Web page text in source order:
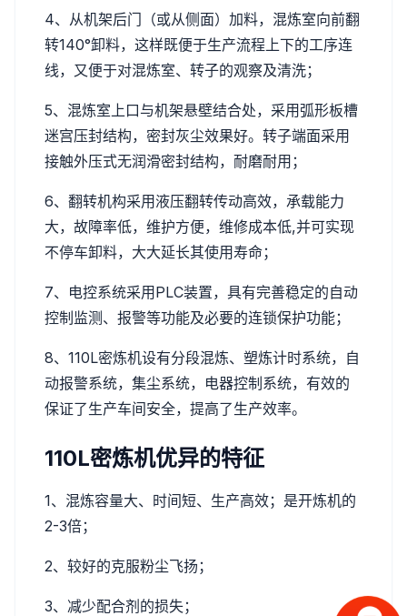
4、从机架后门（或从侧面）加料，混炼室向前翻
转140°卸料，这样既便于生产流程上下的工序连
线，又便于对混炼室、转子的观察及清洗；
5、混炼室上口与机架悬壁结合处，采用弧形板槽
迷宫压封结构，密封灰尘效果好。转子端面采用
接触外压式无润滑密封结构，耐磨耐用；
6、翻转机构采用液压翻转传动高效，承载能力
大，故障率低，维护方便，维修成本低,并可实现
不停车卸料，大大延长其使用寿命；
7、电控系统采用PLC装置，具有完善稳定的自动
控制监测、报警等功能及必要的连锁保护功能；
8、110L密炼机设有分段混炼、塑炼计时系统，自
动报警系统，集尘系统，电器控制系统，有效的
保证了生产车间安全，提高了生产效率。
110L密炼机优异的特征
1、混炼容量大、时间短、生产高效；是开炼机的
2-3倍；
2、较好的克服粉尘飞扬；
3、减少配合剂的损失；